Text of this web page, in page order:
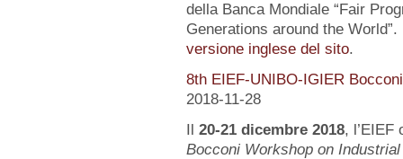
della Banca Mondiale “Fair
Generations around the
versione inglese del sito.
8th EIEF-UNIBO-IGIER
2018-11-28
Il 20-21 dicembre 2018, l’EIEF
Bocconi Workshop on